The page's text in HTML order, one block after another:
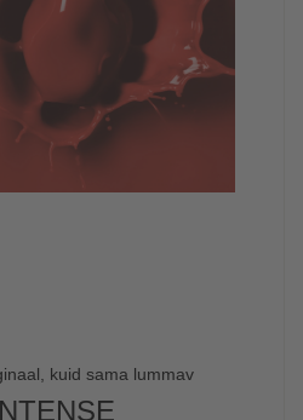
kuid sama lummav